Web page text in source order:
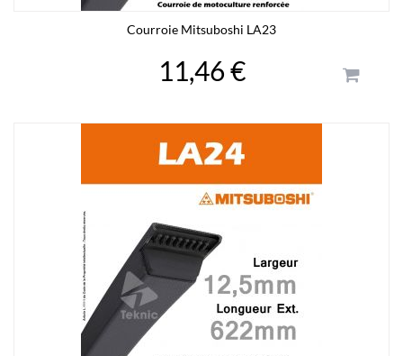
Courroie Mitsuboshi LA23
11,46 €